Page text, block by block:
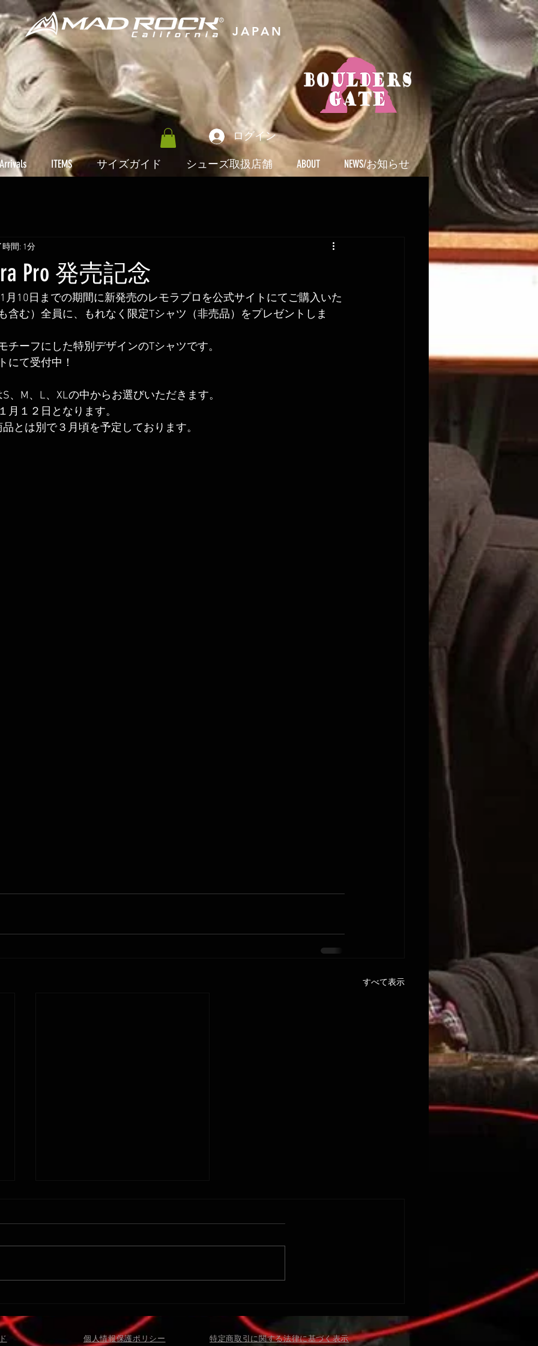
JAPAN
ログイン
ITEMS サイズガイド シューズ取扱店舗 ABOUT NEWS/お知らせ
Pro 発売記念
時間: 1分
月10日までの期間に新発売のレモラプロを公式サイトにてご購入いた
含む）全員に、もれなく限定Tシャツ（非売品）をプレゼントしま
チーフにした特別デザインのTシャツです。
にて受付中！
、M、L、XLの中からお選びいただきます。
１２日となります。
とは別で３月頃を予定しております。
すべて表示
個人情報保護ポリシー ​特定商取引に関する法律に基づく表示